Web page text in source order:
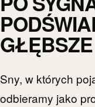
Sny, w których
odbieramy jako